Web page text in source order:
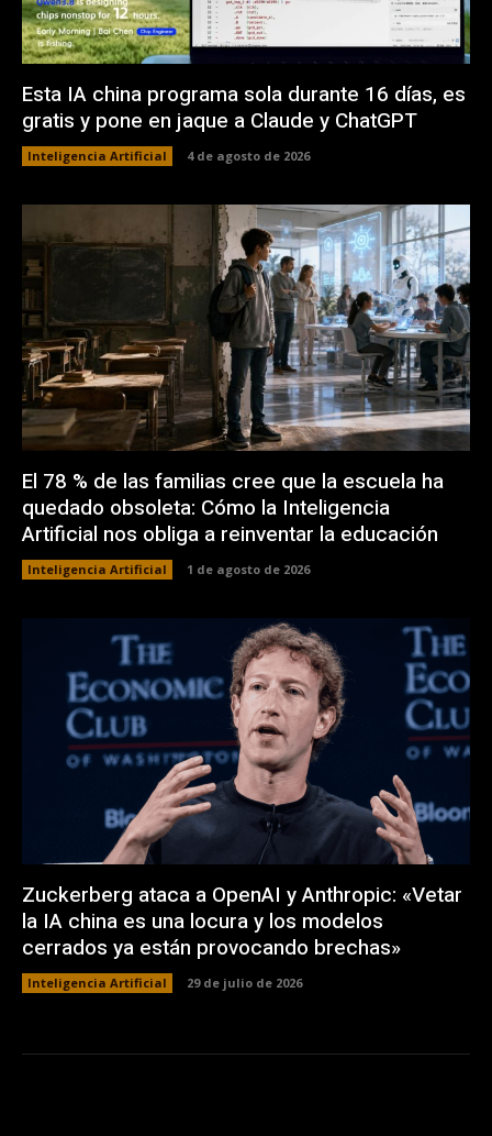
Esta IA china programa sola durante 16 días, es
gratis y pone en jaque a Claude y ChatGPT
Inteligencia Artificial 4 de agosto de 2026
El 78 % de las familias cree que la escuela ha
quedado obsoleta: Cómo la Inteligencia
Artificial nos obliga a reinventar la educación
Inteligencia Artificial 1 de agosto de 2026
Zuckerberg ataca a OpenAI y Anthropic: «Vetar
la IA china es una locura y los modelos
cerrados ya están provocando brechas»
Inteligencia Artificial 29 de julio de 2026